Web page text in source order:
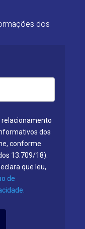
dos
dos
conforme
13.709/18).
que leu,
de